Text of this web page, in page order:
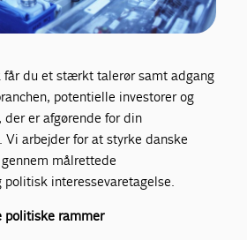
du et stærkt talerør samt adgang
potentielle investorer og
der er afgørende for din
Vi arbejder for at styrke danske
målrettede
interessevaretagelse.
politiske rammer